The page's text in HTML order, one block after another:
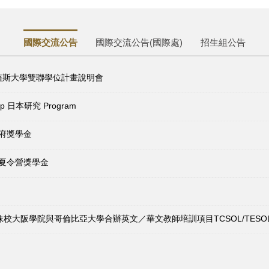
國際交流公告 國際交流公告(國際處) 招生組公告
大學雙聯學位計畫說明會
日本研究 Program
獎學金
令營獎學金
大阪學院與哥倫比亞大學合辦英文／華文教師培訓項目TCSOL/